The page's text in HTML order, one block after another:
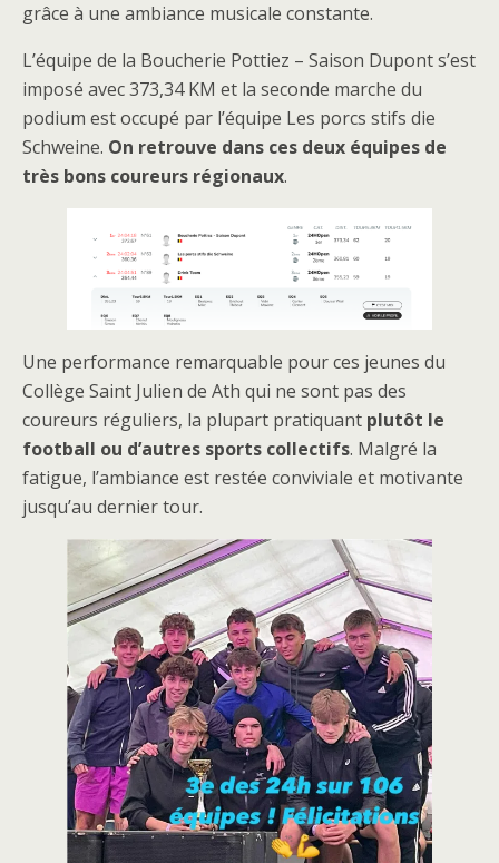
grâce à une ambiance musicale constante.
L’équipe de la Boucherie Pottiez – Saison Dupont s’est
imposé avec 373,34 KM et la seconde marche du
podium est occupé par l’équipe Les porcs stifs die
Schweine. On retrouve dans ces deux équipes de
très bons coureurs régionaux.
Une performance remarquable pour ces jeunes du
Collège Saint Julien de Ath qui ne sont pas des
coureurs réguliers, la plupart pratiquant plutôt le
football ou d’autres sports collectifs. Malgré la
fatigue, l’ambiance est restée conviviale et motivante
jusqu’au dernier tour.